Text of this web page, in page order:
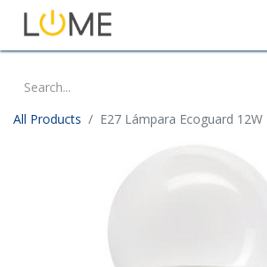
All Products E27 Lámpara Ecoguard 12W